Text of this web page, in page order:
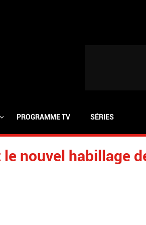
PROGRAMME TV SÉRIES
le nouvel habillage